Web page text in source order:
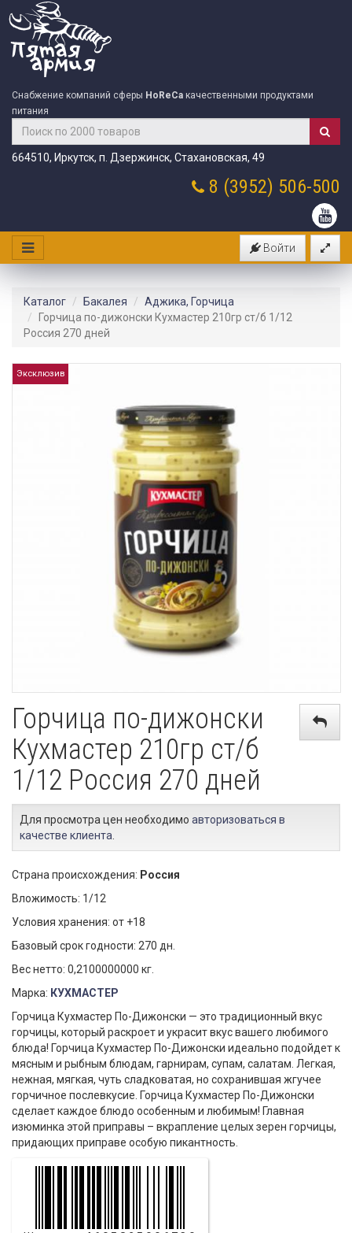
Снабжение компаний сферы HoReCa качественными продуктами
питания
664510, Иркутск, п. Дзержинск, Стахановская, 49
8 (3952) 506-500
Войти
Каталог Бакалея
Аджика, Горчица
Горчица по-дижонски Кухмастер 210гр ст/б 1/12
Россия 270 дней
Эксклюзив
Горчица по-дижонски
Кухмастер 210гр ст/б
1/12 Россия 270 дней
Для просмотра цен необходимо авторизоваться в
качестве клиента
Страна происхождения: Россия
Вложимость: 1/12
Условия хранения: от +18
Базовый срок годности: 270 дн.
Вес нетто: 0,2100000000 кг.
Марка: КУХМАСТЕР
Горчица Кухмастер По-Дижонски — это традиционный вкус
горчицы, который раскроет и украсит вкус вашего любимого
блюда! Горчица Кухмастер По-Дижонски идеально подойдет к
мясным и рыбным блюдам, гарнирам, супам, салатам. Легкая,
нежная, мягкая, чуть сладковатая, но сохранившая жгучее
горчичное послевкусие. Горчица Кухмастер По-Дижонски
сделает каждое блюдо особенным и любимым! Главная
изюминка этой приправы – вкрапление целых зерен горчицы,
придающих приправе особую пикантность.